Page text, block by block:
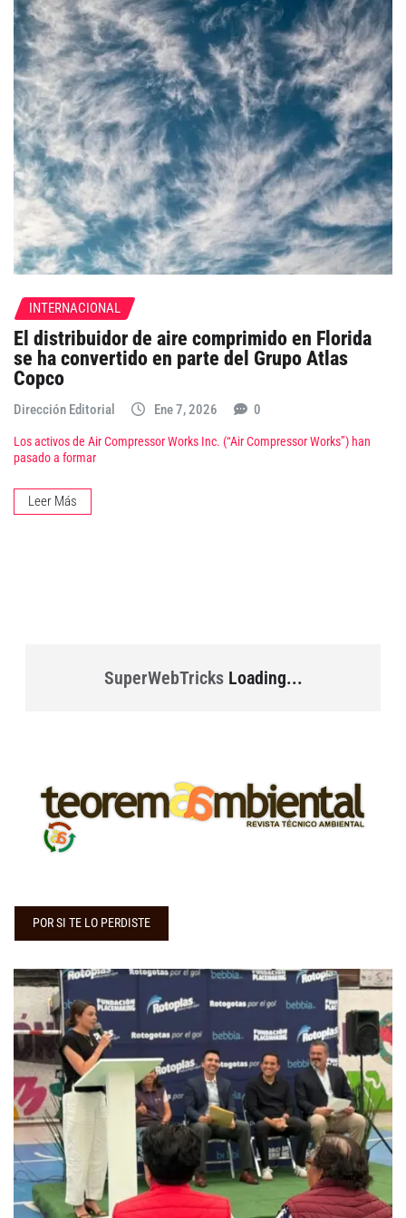
INTERNACIONAL
El distribuidor de aire comprimido en Florida
se ha convertido en parte del Grupo Atlas
Copco
Dirección Editorial Ene 7, 2026 0
Los activos de Air Compressor Works Inc. (“Air Compressor Works”) han
pasado a formar
Leer Más
SuperWebTricksLoading...
POR SI TE LO PERDISTE